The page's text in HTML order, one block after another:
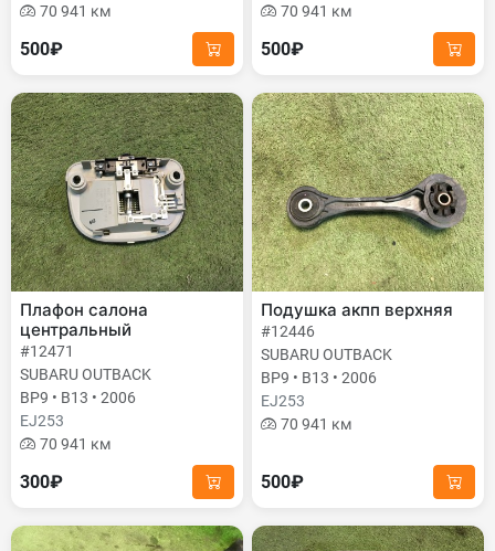
70 941 км
500₽
70 941 км
500₽
Плафон салона
центральный
#12471
SUBARU OUTBACK
BP9 • B13 • 2006
EJ253
70 941 км
300₽
Подушка акпп верхняя
#12446
SUBARU OUTBACK
BP9 • B13 • 2006
EJ253
70 941 км
500₽